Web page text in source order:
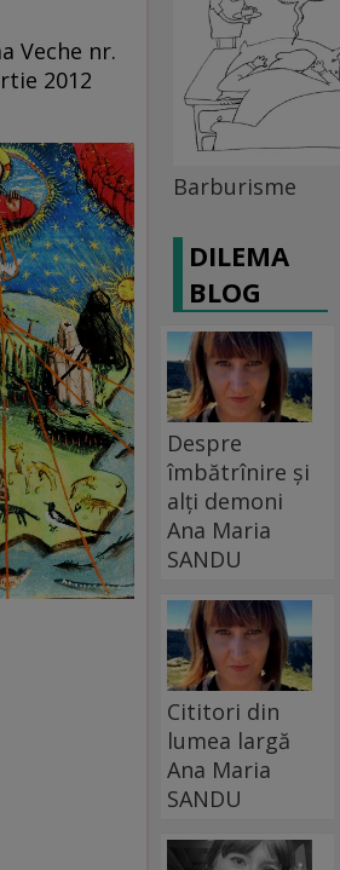
Veche nr.
2012
Barburisme
DILEMA
BLOG
Despre
îmbătrînire și
alți demoni
Ana Maria
SANDU
Cititori din
lumea largă
Ana Maria
SANDU